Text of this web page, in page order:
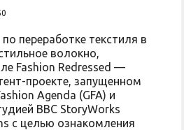
переработке текстиля в
волокно,
Fashion Redressed —
проекте, запущенном
Agenda (GFA) и
BBC StoryWorks
с целью ознакомления